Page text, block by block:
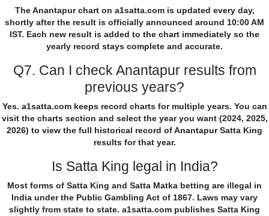
The Anantapur chart on a1satta.com is updated every day,
shortly after the result is officially announced around 10:00 AM
IST. Each new result is added to the chart immediately so the
yearly record stays complete and accurate.
Q7. Can I check Anantapur results from
previous years?
Yes. a1satta.com keeps record charts for multiple years. You can
visit the charts section and select the year you want (2024, 2025,
2026) to view the full historical record of Anantapur Satta King
results for that year.
Is Satta King legal in India?
Most forms of Satta King and Satta Matka betting are illegal in
India under the Public Gambling Act of 1867. Laws may vary
slightly from state to state. a1satta.com publishes Satta King